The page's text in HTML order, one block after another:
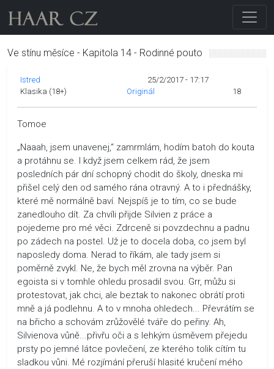
Ve stínu měsíce - Kapitola 14 - Rodinné pouto
Istred
25/2/2017 - 17:17
Klasika (18+)
Originál 18
Tomoe
„Naaah, jsem unavenej,“ zamrmlám, hodím batoh do kouta
a protáhnu se. I když jsem celkem rád, že jsem
posledních pár dní schopný chodit do školy, dneska mi
přišel celý den od samého rána otravný. A to i přednášky,
které mě normálně baví. Nejspíš je to tím, co se bude
zanedlouho dít. Za chvíli přijde Silvien z práce a
pojedeme pro mé věci. Zdrceně si povzdechnu a padnu
po zádech na postel. Už je to docela doba, co jsem byl
naposledy doma. Nerad to říkám, ale tady jsem si
poměrně zvykl. Ne, že bych měl zrovna na výběr. Pan
egoista si v tomhle ohledu prosadil svou. Grr, můžu si
protestovat, jak chci, ale beztak to nakonec obrátí proti
mně a já podlehnu. A to v mnoha ohledech... Převrátím se
na břicho a schovám zrůžovělé tváře do peřiny. Ah,
Silvienova vůně...přivřu oči a s lehkým úsměvem přejedu
prsty po jemné látce povlečení, ze kterého tolik cítím tu
sladkou vůni. Mé rozjímání přeruší hlasité kručení mého